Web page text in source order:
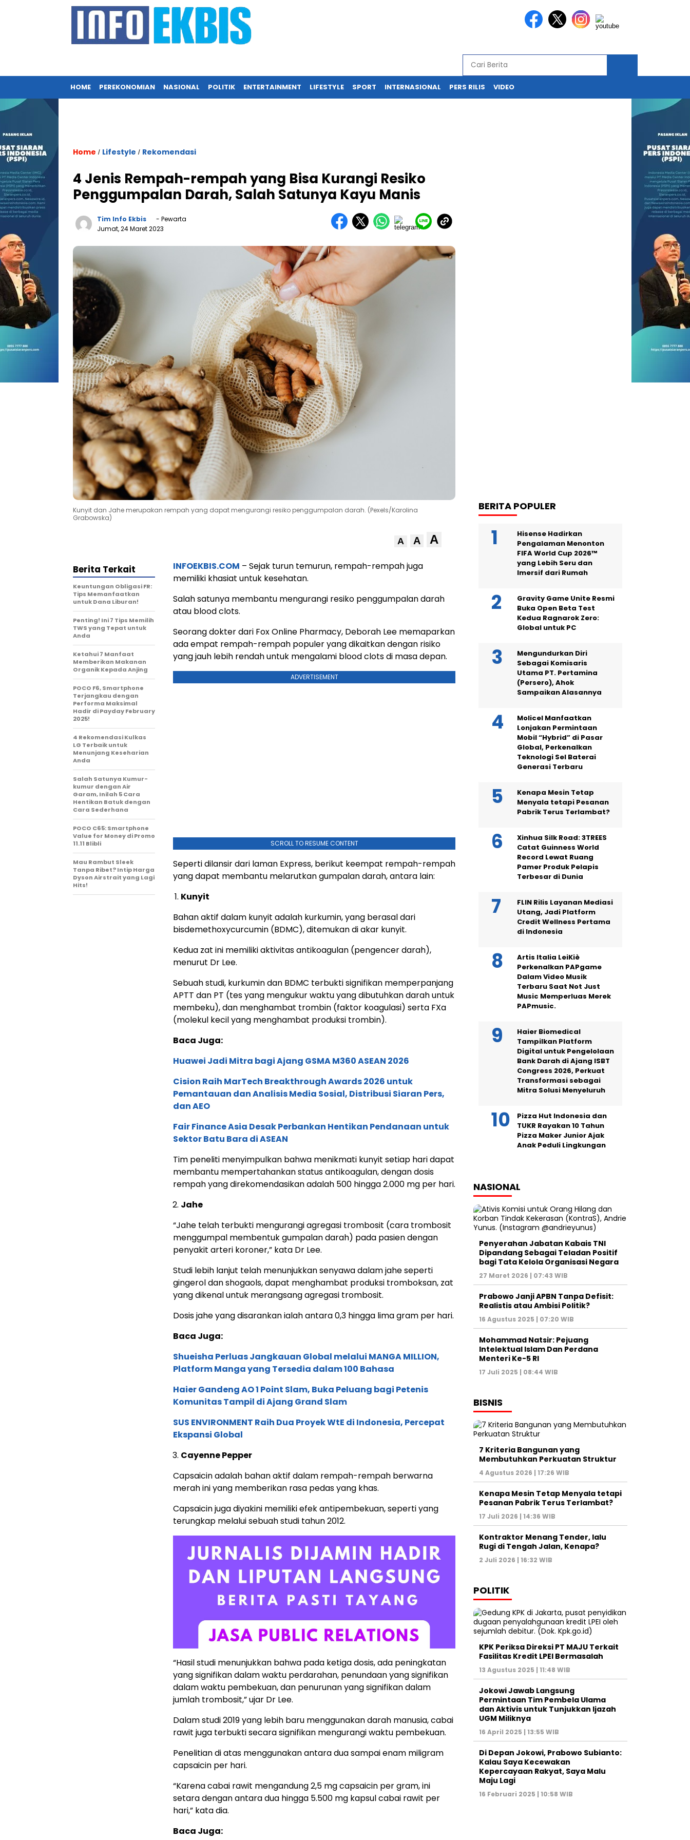
HOME PEREKONOMIAN NASIONAL POLITIK ENTERTAINMENT LIFESTYLE SPORT INTERNASIONAL PERS RILIS VIDEO
Home / Lifestyle / Rekomendasi
4 Jenis Rempah-rempah yang Bisa Kurangi Resiko
Penggumpalan Darah, Salah Satunya Kayu Manis
Tim Info Ekbis
- Pewarta
Jumat, 24 Maret 2023
Kunyit dan Jahe merupakan rempah yang dapat mengurangi resiko penggumpalan darah. (Pexels/Karolina
Grabowska)
A A A
INFOEKBIS.COM – Sejak turun temurun, rempah-rempah juga
memiliki khasiat untuk kesehatan.
Salah satunya membantu mengurangi resiko penggumpalan darah
atau blood clots.
Seorang dokter dari Fox Online Pharmacy, Deborah Lee memaparkan
ada empat rempah-rempah populer yang dikaitkan dengan risiko
yang jauh lebih rendah untuk mengalami blood clots di masa depan.
ADVERTISEMENT
SCROLL TO RESUME CONTENT
Seperti dilansir dari laman Express, berikut keempat rempah-rempah
yang dapat membantu melarutkan gumpalan darah, antara lain:
Kunyit
Bahan aktif dalam kunyit adalah kurkumin, yang berasal dari
bisdemethoxycurcumin (BDMC), ditemukan di akar kunyit.
Kedua zat ini memiliki aktivitas antikoagulan (pengencer darah),
menurut Dr Lee.
Sebuah studi, kurkumin dan BDMC terbukti signifikan memperpanjang
APTT dan PT (tes yang mengukur waktu yang dibutuhkan darah untuk
membeku), dan menghambat trombin (faktor koagulasi) serta FXa
(molekul kecil yang menghambat produksi trombin).
Baca Juga:
Huawei Jadi Mitra bagi Ajang GSMA M360 ASEAN 2026
Cision Raih MarTech Breakthrough Awards 2026 untuk
Pemantauan dan Analisis Media Sosial, Distribusi Siaran Pers,
dan AEO
Fair Finance Asia Desak Perbankan Hentikan Pendanaan untuk
Sektor Batu Bara di ASEAN
Tim peneliti menyimpulkan bahwa menikmati kunyit setiap hari dapat
membantu mempertahankan status antikoagulan, dengan dosis
rempah yang direkomendasikan adalah 500 hingga 2.000 mg per hari.
Jahe
“Jahe telah terbukti mengurangi agregasi trombosit (cara trombosit
menggumpal membentuk gumpalan darah) pada pasien dengan
penyakit arteri koroner,” kata Dr Lee.
Studi lebih lanjut telah menunjukkan senyawa dalam jahe seperti
gingerol dan shogaols, dapat menghambat produksi tromboksan, zat
yang dikenal untuk merangsang agregasi trombosit.
Dosis jahe yang disarankan ialah antara 0,3 hingga lima gram per hari.
Baca Juga:
Shueisha Perluas Jangkauan Global melalui MANGA MILLION,
Platform Manga yang Tersedia dalam 100 Bahasa
Haier Gandeng AO 1 Point Slam, Buka Peluang bagi Petenis
Komunitas Tampil di Ajang Grand Slam
SUS ENVIRONMENT Raih Dua Proyek WtE di Indonesia, Percepat
Ekspansi Global
Cayenne Pepper
Capsaicin adalah bahan aktif dalam rempah-rempah berwarna
merah ini yang memberikan rasa pedas yang khas.
Capsaicin juga diyakini memiliki efek antipembekuan, seperti yang
terungkap melalui sebuah studi tahun 2012.
“Hasil studi menunjukkan bahwa pada ketiga dosis, ada peningkatan
yang signifikan dalam waktu perdarahan, penundaan yang signifikan
dalam waktu pembekuan, dan penurunan yang signifikan dalam
jumlah trombosit,” ujar Dr Lee.
Dalam studi 2019 yang lebih baru menggunakan darah manusia, cabai
rawit juga terbukti secara signifikan mengurangi waktu pembekuan.
Penelitian di atas menggunakan antara dua sampai enam miligram
capsaicin per hari.
“Karena cabai rawit mengandung 2,5 mg capsaicin per gram, ini
setara dengan antara dua hingga 5.500 mg kapsul cabai rawit per
hari,” kata dia.
Baca Juga:
Berita Terkait
Keuntungan Obligasi FR:
Tips Memanfaatkan
untuk Dana Liburan!
Penting! Ini 7 Tips Memilih
TWS yang Tepat untuk
Anda
Ketahui 7 Manfaat
Memberikan Makanan
Organik Kepada Anjing
POCO F6, Smartphone
Terjangkau dengan
Performa Maksimal
Hadir di Payday February
2025!
4 Rekomendasi Kulkas
LG Terbaik untuk
Menunjang Keseharian
Anda
Salah Satunya Kumur-
kumur dengan Air
Garam, Inilah 5 Cara
Hentikan Batuk dengan
Cara Sederhana
POCO C65: Smartphone
Value for Money di Promo
11.11 Blibli
Mau Rambut Sleek
Tanpa Ribet? Intip Harga
Dyson Airstrait yang Lagi
Hits!
BERITA POPULER
Hisense Hadirkan
Pengalaman Menonton
FIFA World Cup 2026™
yang Lebih Seru dan
Imersif dari Rumah
Gravity Game Unite Resmi
Buka Open Beta Test
Kedua Ragnarok Zero:
Global untuk PC
Mengundurkan Diri
Sebagai Komisaris
Utama PT. Pertamina
(Persero), Ahok
Sampaikan Alasannya
Molicel Manfaatkan
Lonjakan Permintaan
Mobil “Hybrid” di Pasar
Global, Perkenalkan
Teknologi Sel Baterai
Generasi Terbaru
Kenapa Mesin Tetap
Menyala tetapi Pesanan
Pabrik Terus Terlambat?
Xinhua Silk Road: 3TREES
Catat Guinness World
Record Lewat Ruang
Pamer Produk Pelapis
Terbesar di Dunia
FLIN Rilis Layanan Mediasi
Utang, Jadi Platform
Credit Wellness Pertama
di Indonesia
Artis Italia LeiKiè
Perkenalkan PAPgame
Dalam Video Musik
Terbaru Saat Not Just
Music Memperluas Merek
PAPmusic.
Haier Biomedical
Tampilkan Platform
Digital untuk Pengelolaan
Bank Darah di Ajang ISBT
Congress 2026, Perkuat
Transformasi sebagai
Mitra Solusi Menyeluruh
Pizza Hut Indonesia dan
TUKR Rayakan 10 Tahun
Pizza Maker Junior Ajak
Anak Peduli Lingkungan
NASIONAL
Penyerahan Jabatan Kabais TNI
Dipandang Sebagai Teladan Positif
bagi Tata Kelola Organisasi Negara
27 Maret 2026 | 07:43 WIB
Prabowo Janji APBN Tanpa Defisit:
Realistis atau Ambisi Politik?
16 Agustus 2025 | 07:20 WIB
Mohammad Natsir: Pejuang
Intelektual Islam Dan Perdana
Menteri Ke-5 RI
17 Juli 2025 | 08:44 WIB
BISNIS
7 Kriteria Bangunan yang
Membutuhkan Perkuatan Struktur
4 Agustus 2026 | 17:26 WIB
Kenapa Mesin Tetap Menyala tetapi
Pesanan Pabrik Terus Terlambat?
17 Juli 2026 | 14:36 WIB
Kontraktor Menang Tender, lalu
Rugi di Tengah Jalan, Kenapa?
2 Juli 2026 | 16:32 WIB
POLITIK
KPK Periksa Direksi PT MAJU Terkait
Fasilitas Kredit LPEI Bermasalah
13 Agustus 2025 | 11:48 WIB
Jokowi Jawab Langsung
Permintaan Tim Pembela Ulama
dan Aktivis untuk Tunjukkan Ijazah
UGM Miliknya
16 April 2025 | 13:55 WIB
Di Depan Jokowi, Prabowo Subianto:
Kalau Saya Kecewakan
Kepercayaan Rakyat, Saya Malu
Maju Lagi
16 Februari 2025 | 10:58 WIB